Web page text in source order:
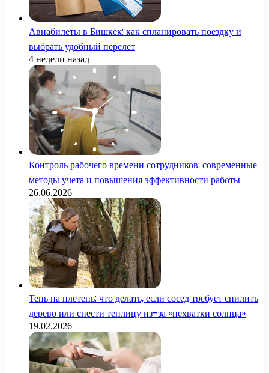
Авиабилеты в Бишкек: как спланировать поездку и
выбрать удобный перелет
4 недели назад
Контроль рабочего времени сотрудников: современные
методы учета и повышения эффективности работы
26.06.2026
Тень на плетень: что делать, если сосед требует спилить
дерево или снести теплицу из-за «нехватки солнца»
19.02.2026